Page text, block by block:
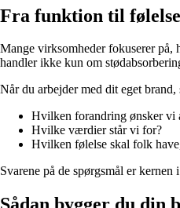
Fra funktion til følelse
Mange virksomheder fokuserer
handler ikke kun om
Når du arbejder med dit eget brand,
Hvilken forandring ønsker vi
Hvilke værdier står vi for?
Hvilken følelse skal folk
Svarene på de spørgsmål er